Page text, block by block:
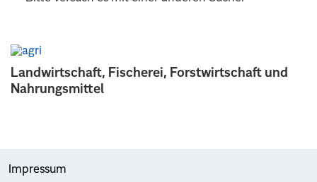
Landwirtschaft, Fischerei, Forstwirtschaft und
Nahrungsmittel
Impressum